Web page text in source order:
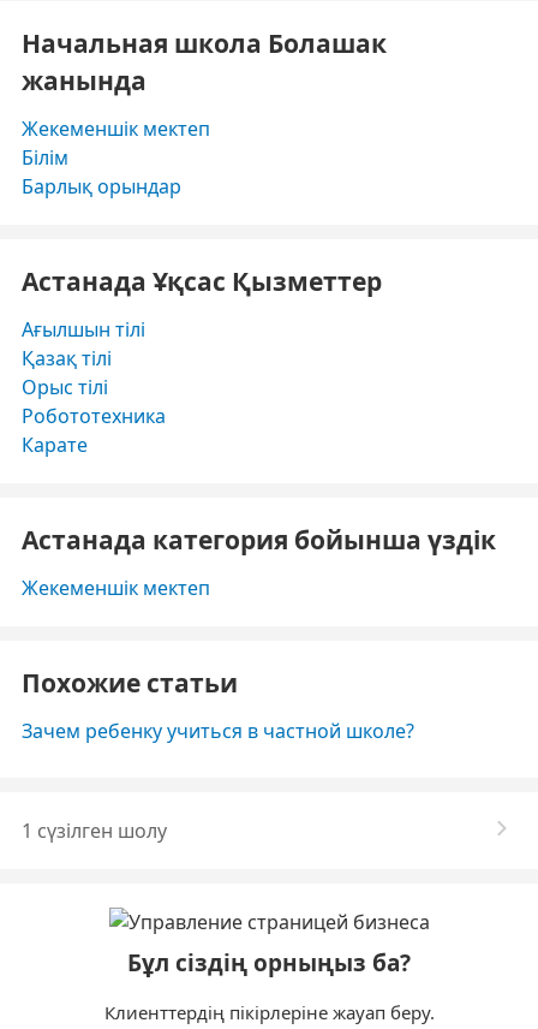
Начальная школа Болашак
жанында
Жекеменшік мектеп
Білім
Барлық орындар
Астанада Ұқсас Қызметтер
Ағылшын тілі
Қазақ тілі
Орыс тілі
Робототехника
Карате
Астанада категория бойынша үздік
Жекеменшік мектеп
Похожие статьи
Зачем ребенку учиться в частной школе?
1 сүзілген шолу
Бұл сіздің орныңыз ба?
Клиенттердің пікірлеріне жауап беру.